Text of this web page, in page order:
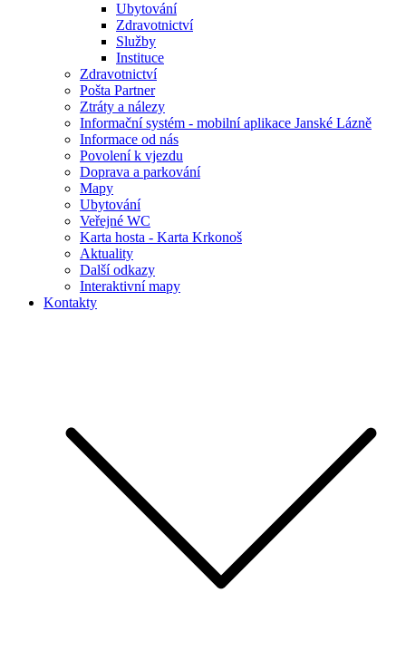
Ubytování
Zdravotnictví
Služby
Instituce
Zdravotnictví
Pošta Partner
Ztráty a nálezy
Informační systém - mobilní aplikace Janské Lázně
Informace od nás
Povolení k vjezdu
Doprava a parkování
Mapy
Ubytování
Veřejné WC
Karta hosta - Karta Krkonoš
Aktuality
Další odkazy
Interaktivní mapy
Kontakty